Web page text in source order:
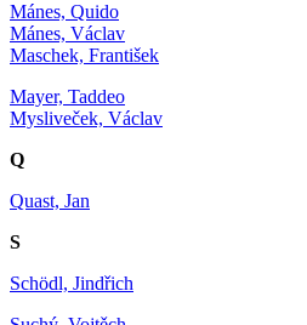
Mánes, Quido
Mánes, Václav
Maschek, František
Mayer, Taddeo
Mysliveček, Václav
Q
Quast, Jan
S
Schödl, Jindřich